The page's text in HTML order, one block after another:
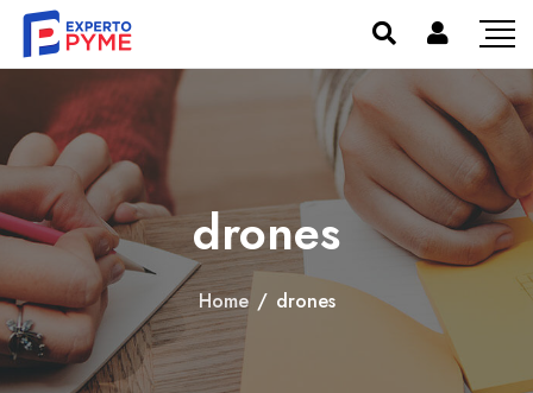
drones
Home / drones